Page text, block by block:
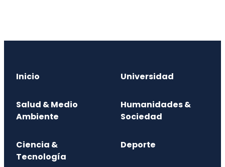
Inicio Universidad
Salud & Medio
Ambiente
Humanidades &
Sociedad
Ciencia &
Tecnología
Deporte